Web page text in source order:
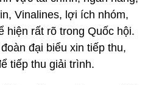
Vinalines, lợi ích nhóm,
rất rõ trong Quốc hội.
đại biểu xin tiếp thu,
tiếp thu giải trình.